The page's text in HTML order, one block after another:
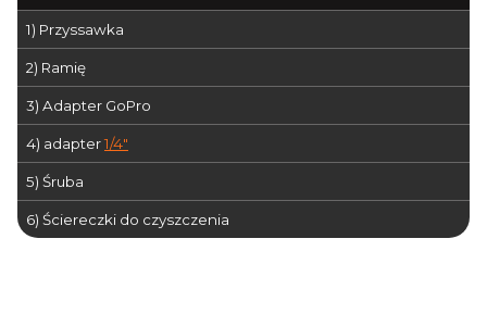
1) Przyssawka
2) Ramię
3) Adapter GoPro
4) adapter1/4"
5) Śruba
6) Ściereczki do czyszczenia